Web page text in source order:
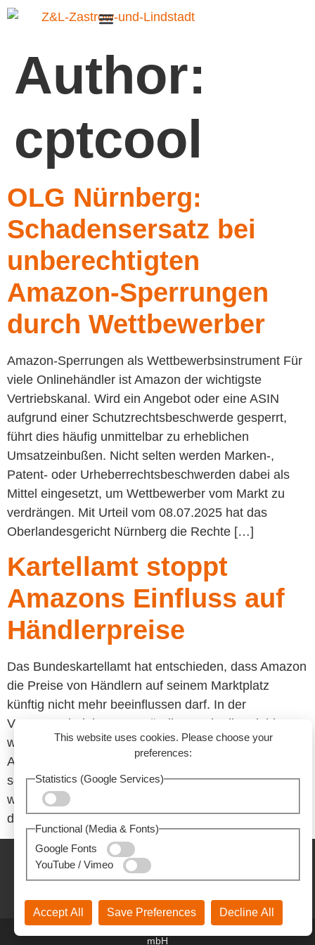
Author:
cptcool
OLG Nürnberg:
Schadensersatz bei
unberechtigten
Amazon-Sperrungen
durch Wettbewerber
Amazon-Sperrungen als Wettbewerbsinstrument Für
viele Onlinehändler ist Amazon der wichtigste
Vertriebskanal. Wird ein Angebot oder eine ASIN
aufgrund einer Schutzrechtsbeschwerde gesperrt,
führt dies häufig unmittelbar zu erheblichen
Umsatzeinbußen. Nicht selten werden Marken-,
Patent- oder Urheberrechtsbeschwerden dabei als
Mittel eingesetzt, um Wettbewerber vom Markt zu
verdrängen. Mit Urteil vom 08.07.2025 hat das
Oberlandesgericht Nürnberg die Rechte […]
Kartellamt stoppt
Amazons Einfluss auf
Händlerpreise
Das Bundeskartellamt hat entschieden, dass Amazon
die Preise von Händlern auf seinem Marktplatz
künftig nicht mehr beeinflussen darf. In der
Vergangenheit konnten Händler Nachteile erleiden,
wenn ihre Preise nicht den Vorstellungen von
Amazon entsprachen – zum Beispiel durch
schlechtere Sichtbarkeit oder den Verlust der
wichtigen „Buy-Box“. Viele Händler fühlten sich
dadurch gezwungen, ihre Preise anzupassen. […]
Impressum
Datenschutzerklärung
© 2026 – Z&L Zastrow.Lindstadt Rechtsanwaltsgesellschaft
mbH
This website uses cookies. Please choose your
preferences:
Statistics (Google Services)
Functional (Media & Fonts)
Google Fonts
YouTube / Vimeo
Accept All Save Preferences Decline All